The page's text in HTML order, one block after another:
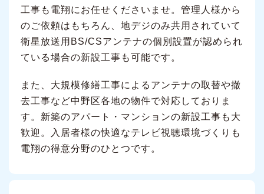
工事も電翔にお任せくださいませ。管理人様から
のご依頼はもちろん、地デジのみ共用されていて
衛星放送用BS/CSアンテナの個別設置が認められ
ている場合の新設工事も可能です。
また、大規模修繕工事によるアンテナの取替や撤
去工事など中野区各地の物件で対応しておりま
す。新築のアパート・マンションの新設工事も大
歓迎。入居者様の快適なテレビ視聴環境づくりも
電翔の得意分野のひとつです。